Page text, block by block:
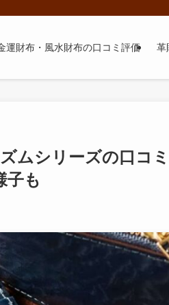
運財布・風水財布の口コミ評価 革
ムシリーズの口コ
子も